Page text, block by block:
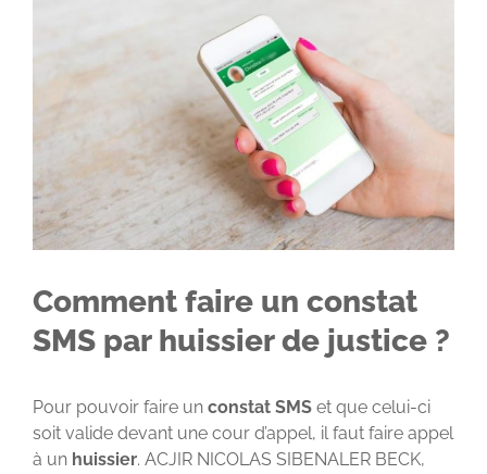
agrandie
Comment faire un constat
SMS par huissier de justice ?
Pour pouvoir faire un constat SMS et que celui-ci
soit valide devant une cour d’appel, il faut faire appel
à un huissier. ACJIR NICOLAS SIBENALER BECK,